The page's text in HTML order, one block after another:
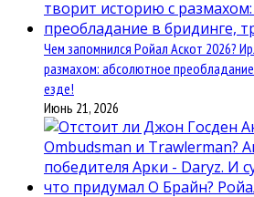
Чем запомнился Ройал Аскот 2026?
размахом: абсолютное преобладание
езде!
Июнь 21, 2026